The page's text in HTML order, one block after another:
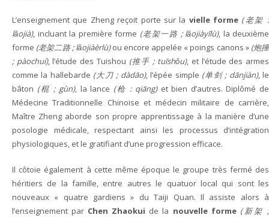
L’enseignement que Zheng reçoit porte sur la vielle forme (老架 :
lǎojià), incluant la première forme (老架一路 ; lǎojiàyīlù), la deuxième
forme (老架二路 ; lǎojiàèrlù)ou encore appelée « poings canons » (炮捶
; pàochuí), l’étude des Tuishou (推手 ; tuīshǒu), et l’étude des armes
comme la hallebarde (大刀 ; dàdāo), l’épée simple (单剑 ; dānjiàn), le
bâton (棍 ; gùn), la lance (枪 : qiāng)et bien d’autres. Diplômé de
Médecine Traditionnelle Chinoise et médecin militaire de carrière,
Maître Zheng aborde son propre apprentissage à la manière d’une
posologie médicale, respectant ainsi les processus d’intégration
physiologiques, et le gratifiant d’une progression efficace.
Il côtoie également à cette même époque le groupe très fermé des
héritiers de la famille, entre autres le quatuor local qui sont les
nouveaux « quatre gardiens » du Taiji Quan. Il assiste alors à
l’enseignement par Chen Zhaokui de la nouvelle forme (新架 ;